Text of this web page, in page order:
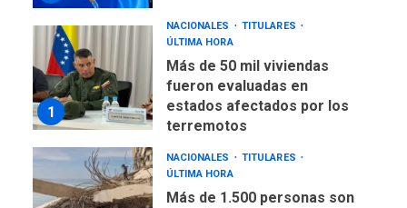
1
NACIONALES
TITULARES
ÚLTIMA HORA
Más de 50 mil viviendas
fueron evaluadas en
estados afectados por los
terremotos
NACIONALES
TITULARES
ÚLTIMA HORA
Más de 1.500 personas son